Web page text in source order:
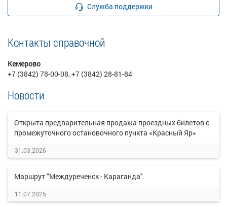
Служба поддержки
Контакты справочной
Кемерово
+7 (3842) 78-00-08, +7 (3842) 28-81-84
Новости
Открыта предварительная продажа проездных билетов с
промежуточного остановочного пункта «Красный Яр»
31.03.2026
Маршрут "Междуреченск - Караганда"
11.07.2025